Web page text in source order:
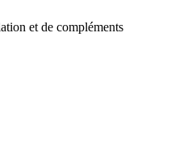
et de compléments